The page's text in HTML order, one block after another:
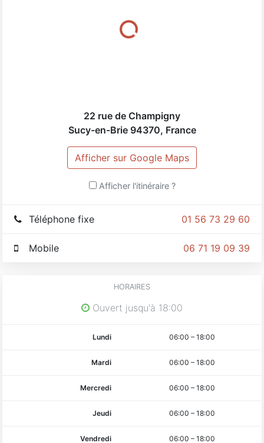
22 rue de Champigny
Sucy-en-Brie 94370, France
Afficher sur Google Maps
Afficher l'itinéraire ?
01 56 73 29 60
Téléphone fixe
06 71 19 09 39
Mobile
HORAIRES
Ouvert jusqu'à 18:00
Lundi 06:00 –18:00
Mardi 06:00 –18:00
Mercredi 06:00 –18:00
Jeudi 06:00 –18:00
Vendredi 06:00 –18:00